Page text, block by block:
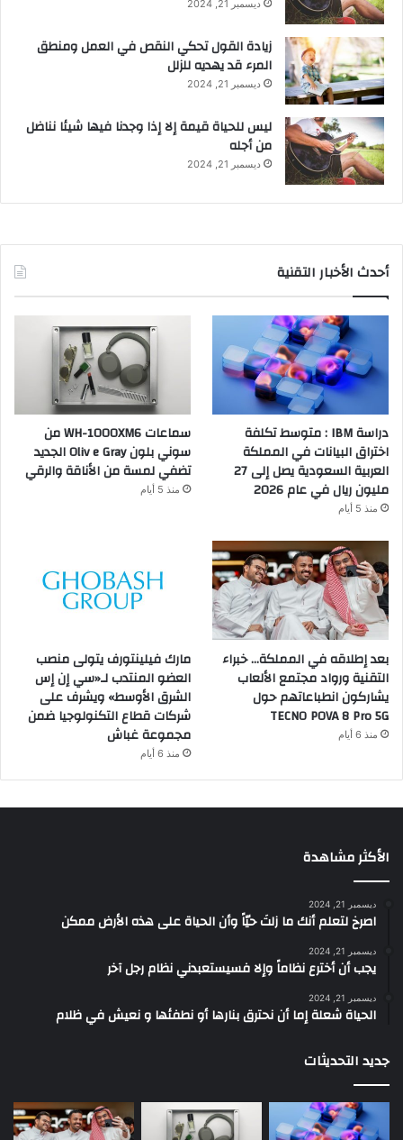
ديسمبر 21, 2024
زيادة القول تحكي النقص في العمل ومنطق
المرء قد يهديه للزلل
ديسمبر 21, 2024
ليس للحياة قيمة إلا إذا وجدنا فيها شيئا نناضل
من أجله
ديسمبر 21, 2024
أحدث الأخبار التقنية
دراسة IBM : متوسط تكلفة
اختراق البيانات في المملكة
العربية السعودية يصل إلى 27
مليون ريال في عام 2026
منذ 5 أيام
سماعات WH-1000XM6 من
سوني بلون Oliv e Gray الجديد
تضفي لمسة من الأناقة والرقي
منذ 5 أيام
بعد إطلاقه في المملكة… خبراء
التقنية ورواد مجتمع الألعاب
يشاركون انطباعاتهم حول
TECNO POVA 8 Pro 5G
منذ 6 أيام
مارك فيلينتورف يتولى منصب
العضو المنتدب لـ«سي إن إس
الشرق الأوسط» ويشرف على
شركات قطاع التكنولوجيا ضمن
مجموعة غباش
منذ 6 أيام
الأكثر مشاهدة
ديسمبر 21, 2024
‫اصرخ لتعلم أنك ما زلتَ حيّاً وأن الحياة على هذه الأرض ممكن
ديسمبر 21, 2024
يجب أن أخترع نظاماً وإلا فسيستعبدني نظام رجل آخر
ديسمبر 21, 2024
الحياة شعلة إما أن نحترق بنارها أو نطفئها و نعيش في ظلام
جديد التحديثات